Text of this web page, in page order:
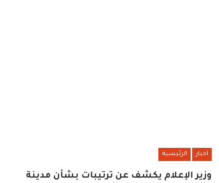
اخبار الرئيسية
وزير الإعلام يكشف عن ترتيبات بشأن مدينة